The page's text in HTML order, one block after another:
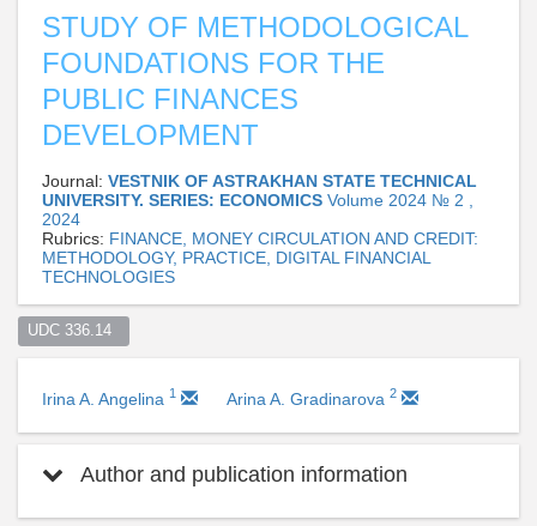
STUDY OF METHODOLOGICAL
FOUNDATIONS FOR THE
PUBLIC FINANCES
DEVELOPMENT
Journal: VESTNIK OF ASTRAKHAN STATE TECHNICAL
UNIVERSITY. SERIES: ECONOMICS Volume 2024 № 2 ,
2024
Rubrics: FINANCE, MONEY CIRCULATION AND CREDIT:
METHODOLOGY, PRACTICE, DIGITAL FINANCIAL
TECHNOLOGIES
UDC 336.14
Irina A. Angelina 1 Arina A. Gradinarova 2
Author and publication information